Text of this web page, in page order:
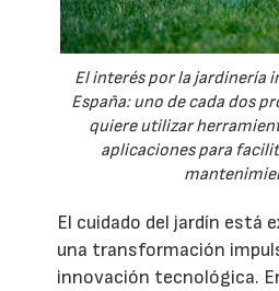
El interés por la jardinería
España: uno de cada dos
quiere utilizar
aplicaciones para
El cuidado del jardín está
una transformación
innovación tecnológica.